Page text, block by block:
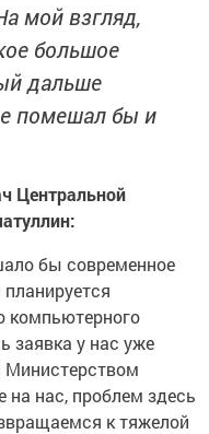
мой взгляд,
большое
дальше
помешал бы и
Центральной
бы современное
компьютерного
заявка у нас уже
Министерством
на нас, проблем здесь
к тяжелой